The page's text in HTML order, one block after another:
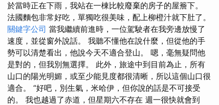
於當時正在下雨，我站在一棟比較廢棄的房子的屋簷下。
法國麵包非常好吃，單獨吃很美味，配上柳橙汁就下肚了。
關鍵字公司 當我繼續前進時，一位駕駛者在我旁邊放慢了
速度，並從窗外說話。 我聽不懂他在說什麼，但從他的手
勢可以清楚看出，他說今天不適合登山。 嗯，毫無疑問他
是對的，但我別無選擇。 此外，旅途中到目前為止，所有
山口的陽光明媚，或至少能見度都很清晰，所以這個山口很
適合。 “好吧，別生氣，米哈伊，但你說的話是不可接受
的。 我也越過了赤道，但星期六不存在 週一很快就會到